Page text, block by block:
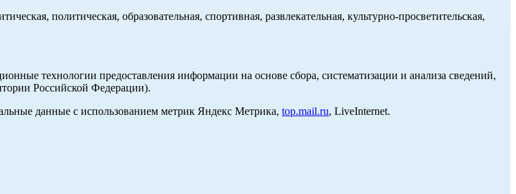
политическая, образовательная, спортивная, развлекательная, культурно-просветительская,
технологии предоставления информации на основе сбора, систематизации и анализа сведений,
Российской Федерации).
данные с использованием метрик Яндекс Метрика, top.mail.ru, LiveInternet.